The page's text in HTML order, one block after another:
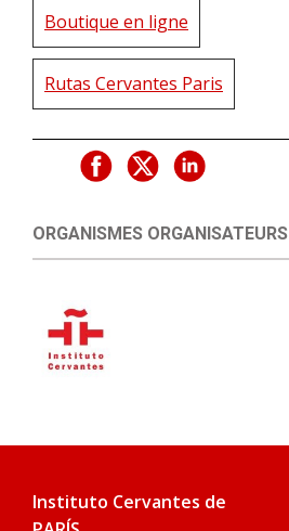
Boutique en ligne
Rutas Cervantes Paris
ORGANISMES ORGANISATEURS
Instituto Cervantes de